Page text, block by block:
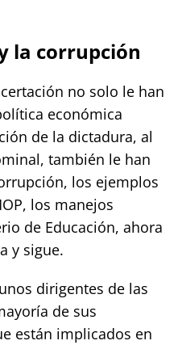
la corrupción
no solo le han
económica
de la dictadura, al
también le han
los ejemplos
los manejos
de Educación, ahora
y sigue.
dirigentes de las
de sus
están implicados en